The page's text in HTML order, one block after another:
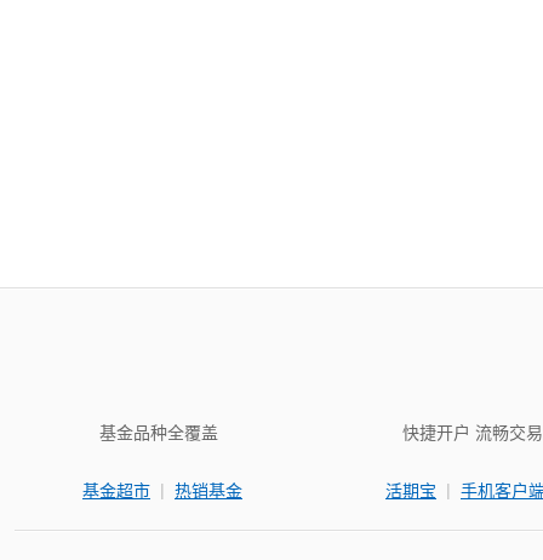
基金品种全覆盖
基金超市 | 热销基金
快捷开户 流畅交易
活期宝 | 手机客户